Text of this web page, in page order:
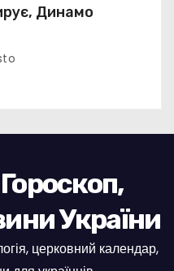
Динамо
України
церковний календар,